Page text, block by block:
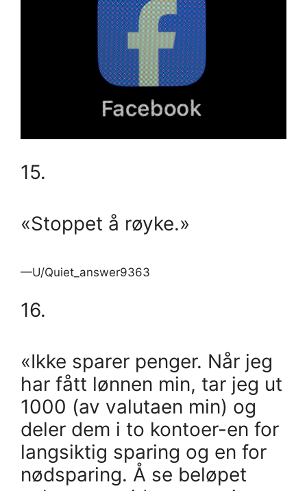
15.
«Stoppet å røyke.»
—U/Quiet_answer9363
16.
«Ikke sparer penger. Når jeg
har fått lønnen min, tar jeg ut
1000 (av valutaen min) og
deler dem i to kontoer-en for
langsiktig sparing og en for
nødsparing. Å se beløpet